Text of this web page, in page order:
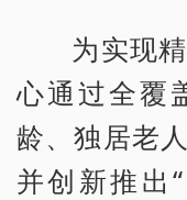
为实现
心通过全覆
龄、独居老
并创新推出